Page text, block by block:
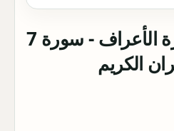
القران الكريم سورة الأعراف - سورة 7